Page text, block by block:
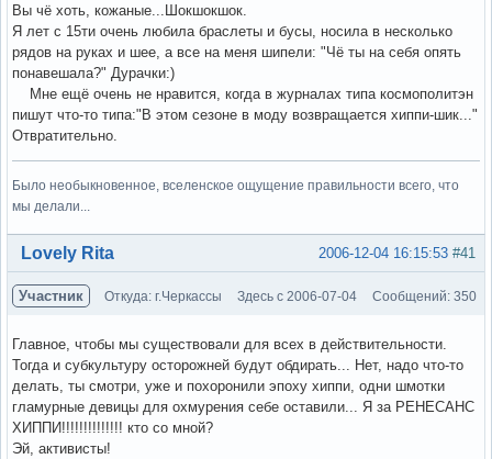
Вы чё хоть, кожаные...Шокшокшок.
Я лет с 15ти очень любила браслеты и бусы, носила в несколько
рядов на руках и шее, а все на меня шипели: "Чё ты на себя опять
понавешала?" Дурачки:)
Мне ещё очень не нравится, когда в журналах типа космополитэн
пишут что-то типа:"В этом сезоне в моду возвращается хиппи-шик..."
Отвратительно.
Было необыкновенное, вселенское ощущение правильности всего, что
мы делали...
Вне форума #41
2006-12-04 16:15:53
Lovely Rita
Участник Откуда: г.Черкассы Здесь с 2006-07-04 Сообщений: 350
Главное, чтобы мы существовали для всех в действительности.
Тогда и субкультуру осторожней будут обдирать... Нет, надо что-то
делать, ты смотри, уже и похоронили эпоху хиппи, одни шмотки
гламурные девицы для охмурения себе оставили... Я за РЕНЕСАНС
ХИППИ!!!!!!!!!!!!!! кто со мной?
Эй, активисты!